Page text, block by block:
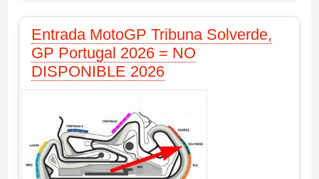
Entrada MotoGP Tribuna Solverde,
GP Portugal 2026 = NO
DISPONIBLE 2026